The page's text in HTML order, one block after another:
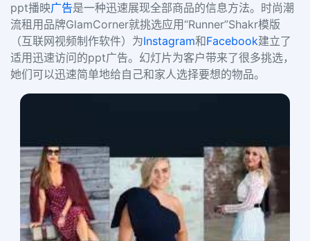
ppt播映广告是一种迅速展现全部商品的信息方法。时尚潮
流租用品牌GlamCorner就挑选应用“Runner”Shakr模版
（互联网视频制作软件）为Instagram和Facebook建立了
适用迅速访问的ppt广告。幻灯片为客户带来了很多挑选，
她们可以迅速简单地给自己和家人选择要想的物品。